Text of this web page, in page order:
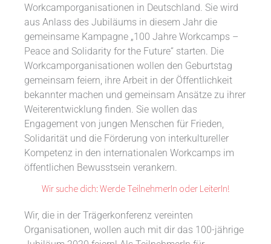
Workcamporganisationen in Deutschland. Sie wird
aus Anlass des Jubiläums in diesem Jahr die
gemeinsame Kampagne „100 Jahre Workcamps –
Peace and Solidarity for the Future“ starten. Die
Workcamporganisationen wollen den Geburtstag
gemeinsam feiern, ihre Arbeit in der Öffentlichkeit
bekannter machen und gemeinsam Ansätze zu ihrer
Weiterentwicklung finden. Sie wollen das
Engagement von jungen Menschen für Frieden,
Solidarität und die Förderung von interkultureller
Kompetenz in den internationalen Workcamps im
öffentlichen Bewusstsein verankern.
Wir suche dich: Werde TeilnehmerIn oder LeiterIn!
Wir, die in der Trägerkonferenz vereinten
Organisationen, wollen auch mit dir das 100-jährige